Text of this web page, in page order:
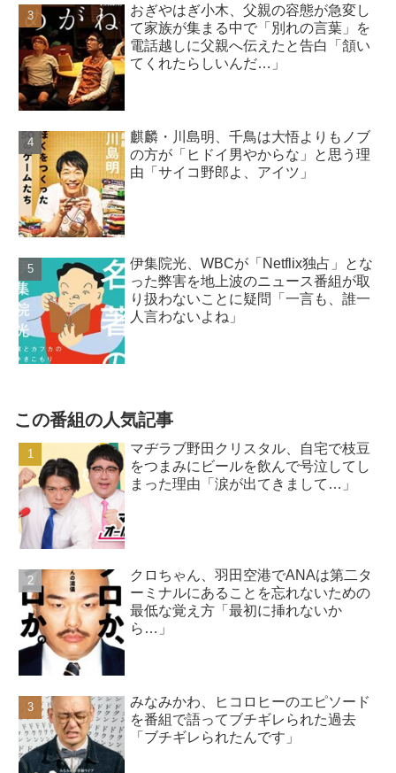
おぎやはぎ小木、父親の容態が急変し
て家族が集まる中で「別れの言葉」を
電話越しに父親へ伝えたと告白「頷い
てくれたらしいんだ…」
麒麟・川島明、千鳥は大悟よりもノブ
の方が「ヒドイ男やからな」と思う理
由「サイコ野郎よ、アイツ」
伊集院光、WBCが「Netflix独占」とな
った弊害を地上波のニュース番組が取
り扱わないことに疑問「一言も、誰一
人言わないよね」
この番組の人気記事
マヂラブ野田クリスタル、自宅で枝豆
をつまみにビールを飲んで号泣してし
まった理由「涙が出てきまして…」
クロちゃん、羽田空港でANAは第二タ
ーミナルにあることを忘れないための
最低な覚え方「最初に挿れないか
ら…」
みなみかわ、ヒコロヒーのエピソード
を番組で語ってブチギレられた過去
「ブチギレられたんです」